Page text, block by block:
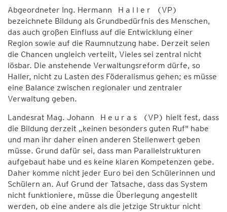
Abgeordneter Ing. Hermann H a l l e r (VP)
bezeichnete Bildung als Grundbedürfnis des Menschen,
das auch großen Einfluss auf die Entwicklung einer
Region sowie auf die Raumnutzung habe. Derzeit seien
die Chancen ungleich verteilt, Vieles sei zentral nicht
lösbar. Die anstehende Verwaltungsreform dürfe, so
Haller, nicht zu Lasten des Föderalismus gehen; es müsse
eine Balance zwischen regionaler und zentraler
Verwaltung geben.
Landesrat Mag. Johann H e u r a s (VP) hielt fest, dass
die Bildung derzeit „keinen besonders guten Ruf" habe
und man ihr daher einen anderen Stellenwert geben
müsse. Grund dafür sei, dass man Parallelstrukturen
aufgebaut habe und es keine klaren Kompetenzen gebe.
Daher komme nicht jeder Euro bei den Schülerinnen und
Schülern an. Auf Grund der Tatsache, dass das System
nicht funktioniere, müsse die Überlegung angestellt
werden, ob eine andere als die jetzige Struktur nicht